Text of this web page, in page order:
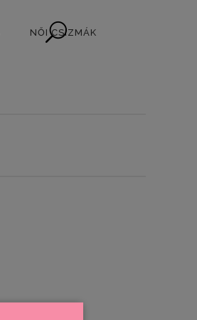
NŐI CSIZMÁK